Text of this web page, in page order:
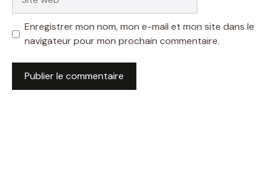
web
Enregistrer mon nom, mon e-mail et mon site dans le
navigateur pour mon prochain commentaire.